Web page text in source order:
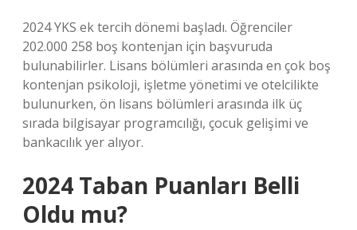
2024 YKS ek tercih dönemi başladı. Öğrenciler
202.000 258 boş kontenjan için başvuruda
bulunabilirler. Lisans bölümleri arasında en çok boş
kontenjan psikoloji, işletme yönetimi ve otelcilikte
bulunurken, ön lisans bölümleri arasında ilk üç
sırada bilgisayar programcılığı, çocuk gelişimi ve
bankacılık yer alıyor.
2024 Taban Puanları Belli
Oldu mu?